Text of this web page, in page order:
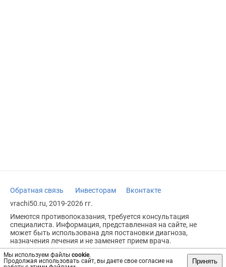
Мы используем файлы cookie.
Продолжая использовать сайт, вы даете свое согласие на
Принять
Обратная связь Инвесторам
Вконтакте
vrachi50.ru, 2019-2026 гг.
Имеются противопоказания, требуется консультация
специалиста. Информация, представленная на сайте, не
может быть использована для постановки диагноза,
назначения лечения и не заменяет прием врача.
Возрастное ограничение: 18+